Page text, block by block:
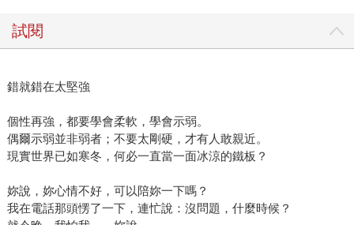
試閱
錯就錯在太堅強
個性再強，都要學會柔軟，學會示弱。
偶爾示弱並非弱者；不要太剛硬，才有人敢親近。
現實世界已如寒冬，何必一直當一面冰涼的鐵板？
妳說，妳心情不好，可以陪妳一下嗎？
我在電話那頭愣了一下，連忙說：沒問題，什麼時候？